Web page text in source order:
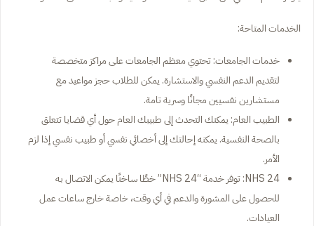
الخدمات المتاحة:
خدمات الجامعات: تحتوي معظم الجامعات على مراكز متخصصة
لتقديم الدعم النفسي والاستشارة. يمكن للطلاب حجز مواعيد مع
مستشارين نفسيين مجانًا وسرية تامة.
الطبيب العام: يمكنك التحدث إلى طبيبك العام حول أي قضايا تتعلق
بالصحة النفسية. يمكنه إحالتك إلى أخصائي نفسي أو طبيب نفسي إذا لزم
الأمر.
NHS 24: توفر خدمة “NHS 24” خطًا ساخنًا يمكن الاتصال به
للحصول على المشورة والدعم في أي وقت، خاصة خارج ساعات عمل
العيادات.